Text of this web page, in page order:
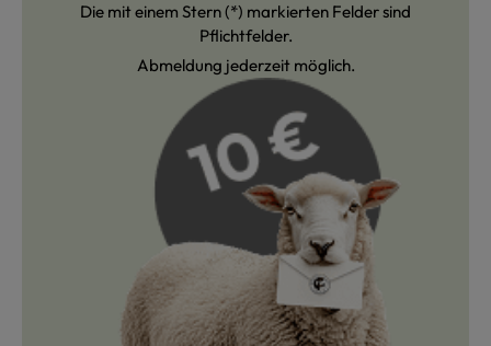
Die mit einem Stern (*) markierten Felder sind
Pflichtfelder.
Abmeldung jederzeit möglich.